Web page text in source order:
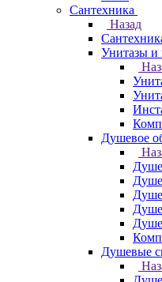
Сантехника
Назад
Унитазы и
Душевое
Душевые